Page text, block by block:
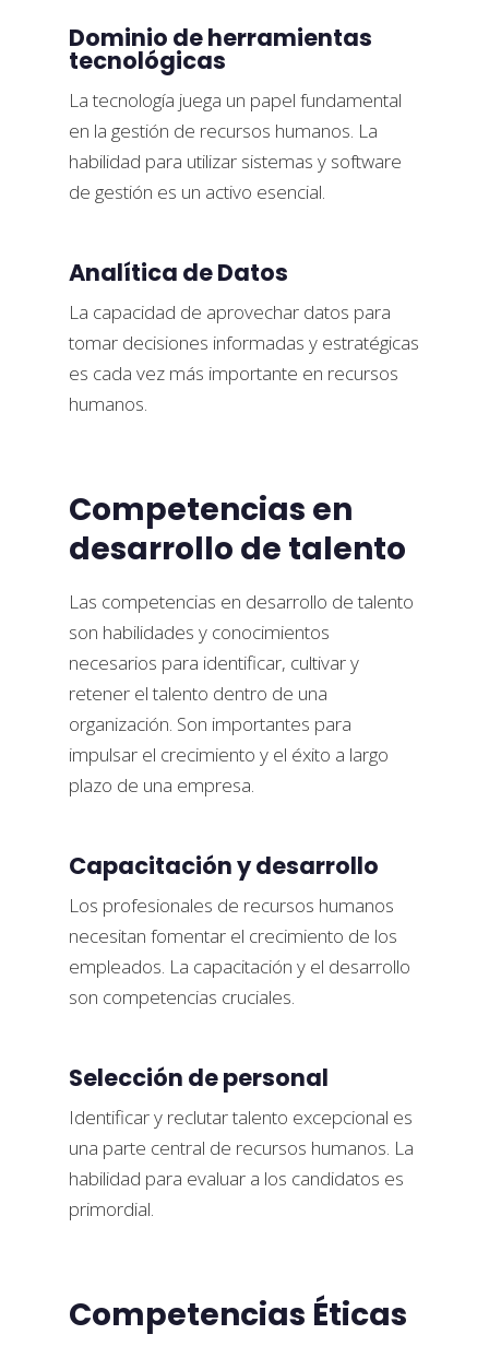
Dominio de herramientas
tecnológicas
La tecnología juega un papel fundamental
en la gestión de recursos humanos. La
habilidad para utilizar sistemas y software
de gestión es un activo esencial.
Analítica de Datos
La capacidad de aprovechar datos para
tomar decisiones informadas y estratégicas
es cada vez más importante en recursos
humanos.
Competencias en
desarrollo de talento
Las competencias en desarrollo de talento
son habilidades y conocimientos
necesarios para identificar, cultivar y
retener el talento dentro de una
organización. Son importantes para
impulsar el crecimiento y el éxito a largo
plazo de una empresa.
Capacitación y desarrollo
Los profesionales de recursos humanos
necesitan fomentar el crecimiento de los
empleados. La capacitación y el desarrollo
son competencias cruciales.
Selección de personal
Identificar y reclutar talento excepcional es
una parte central de recursos humanos. La
habilidad para evaluar a los candidatos es
primordial.
Competencias Éticas